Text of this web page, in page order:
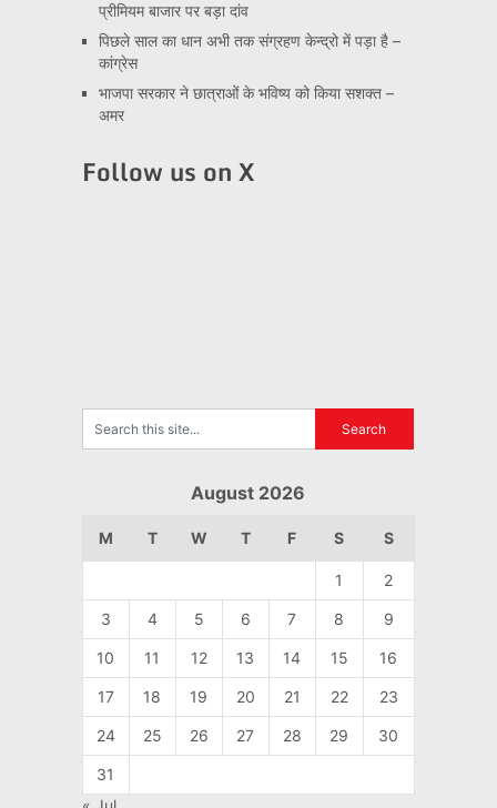
प्रीमियम बाजार पर बड़ा दांव
पिछले साल का धान अभी तक संग्रहण केन्द्रो में पड़ा है –
कांग्रेस
भाजपा सरकार ने छात्राओं के भविष्य को किया सशक्त –
अमर
Follow us on X
August 2026
M T W T F S S
1 2
3 4 5 6 7 8 9
10 11 12 13 14 15 16
17 18 19 20 21 22 23
24 25 26 27 28 29 30
31